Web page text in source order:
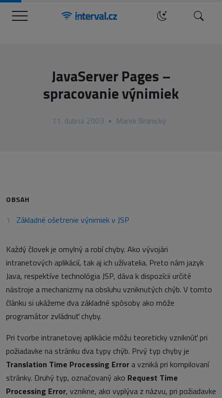
Menu Hledat
JavaServer Pages –
spracovanie výnimiek
11. dubna 2003 • Marek Branický
OBSAH
Základné ošetrenie výnimiek v JSP
Každý človek je omylný a robí chyby. Ako vývojári
intranetových aplikácií, tak aj ich užívatelia. Preto nám jazyk
Java, respektíve technológia JSP, dáva k dispozícii určité
nástroje a mechanizmy na obsluhu vzniknutých chýb. V tomto
článku si ukážeme dva základné spôsoby ako môže
programátor zvládnuť chyby.
Pri tvorbe intranetovej aplikácie môžu teoreticky vzniknúť pri
požiadavke na stránku dva typy chýb. Prvý typ chyby je
Translation Time Processing Error a vzniká pri kompilovaní
stránky. Druhý typ, označovaný ako Request Time
Processing Error, vznikne, ako vyplýva z názvu, pri požiadavke